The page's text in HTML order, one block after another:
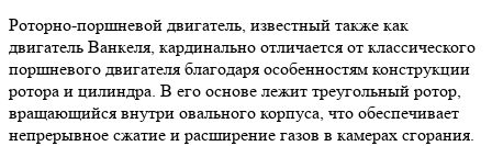
Роторно-поршневой двигатель, известный также как
двигатель Ванкеля, кардинально отличается от классического
поршневого двигателя благодаря особенностям конструкции
ротора и цилиндра. В его основе лежит треугольный ротор,
вращающийся внутри овального корпуса, что обеспечивает
непрерывное сжатие и расширение газов в камерах сгорания.